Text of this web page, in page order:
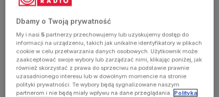
has
occurred
(see the
browser
Dbamy o Twoją prywatność
My i nasi5 partnerzy przechowujemy lub uzyskujemy dostęp do
informacji na urządzeniu, takich jak unikalne identyfikatory w plikach
cookie w celu przetwarzania danych osobowych. Użytkownik może
zaakceptować swoje wybory lub zarządzać nimi, klikając poniżej, jak
również skorzystać z prawa do sprzeciwu na podstawie prawnie
uzasadnionego interesu lub w dowolnym momencie na stronie
polityki prywatności. Te wybory będą sygnalizowane naszym
partnerom i nie będą miały wpływu na dane przeglądania. Polityka